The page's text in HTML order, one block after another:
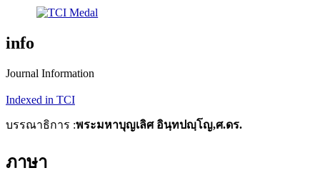
info
Journal Information
Indexed in TCI
บรรณาธิการ :พระมหาบุญเลิศ อินฺทปญฺโญ,ศ.ดร.
ภาษา